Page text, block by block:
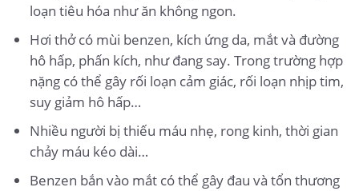
loạn tiêu hóa như ăn không ngon.
Hơi thở có mùi benzen, kích ứng da, mắt và đường
hô hấp, phấn kích, như đang say. Trong trường hợp
nặng có thể gây rối loạn cảm giác, rối loạn nhịp tim,
suy giảm hô hấp…
Nhiều người bị thiếu máu nhẹ, rong kinh, thời gian
chảy máu kéo dài…
Benzen bắn vào mắt có thể gây đau và tổn thương